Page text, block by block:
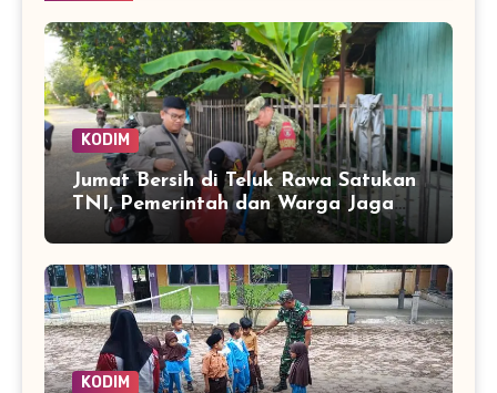
KODIM
Jumat Bersih di Teluk Rawa Satukan
TNI, Pemerintah dan Warga Jaga
Lingkungan
KODIM